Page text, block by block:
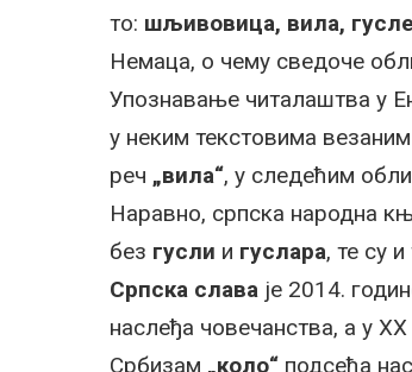
то: шљивовица, вила,
Немаца, о чему сведоче
Упознавање читалаштва у
у неким текстовима
реч „вила“, у следећим
Наравно, српска народна
без гусли и гуслара, те су
Српска слава је 2014.
наслеђа човечанства, а у XX
Србизам „коло“ подсећа